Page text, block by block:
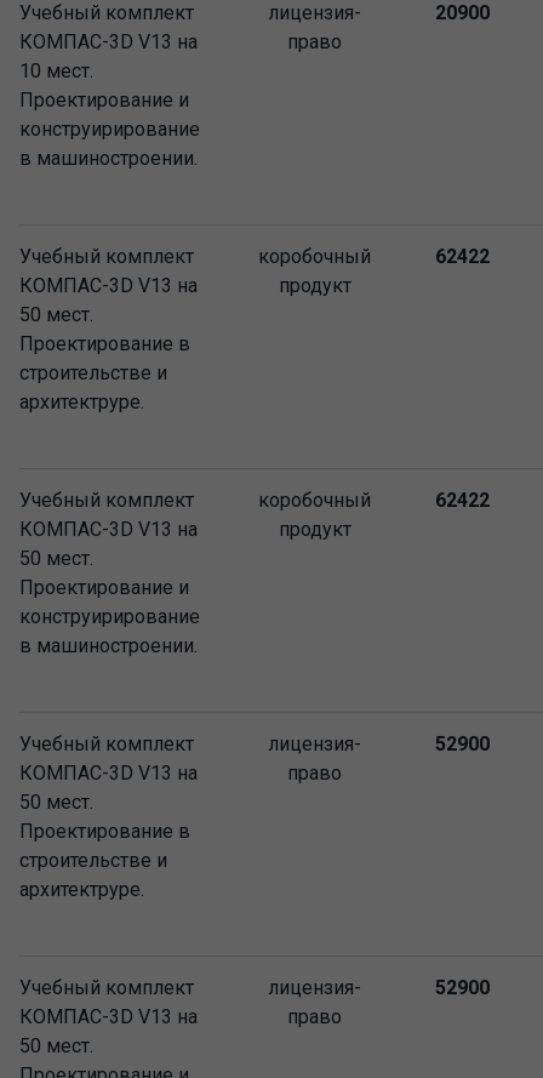
Учебный комплект
КОМПАС-3D V13 на
10 мест.
Проектирование и
конструирирование
в машиностроении.
лицензия-
право
20900
Учебный комплект
КОМПАС-3D V13 на
50 мест.
Проектирование в
строительстве и
архитектруре.
коробочный
продукт
62422
Учебный комплект
КОМПАС-3D V13 на
50 мест.
Проектирование и
конструирирование
в машиностроении.
коробочный
продукт
62422
Учебный комплект
КОМПАС-3D V13 на
50 мест.
Проектирование в
строительстве и
архитектруре.
лицензия-
право
52900
Учебный комплект
КОМПАС-3D V13 на
50 мест.
лицензия-
право
52900